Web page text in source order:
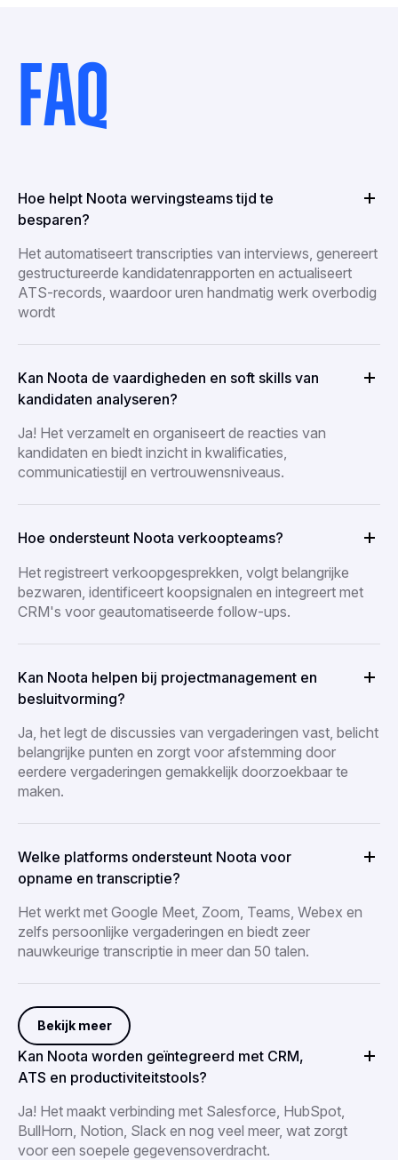
FAQ
Hoe helpt Noota wervingsteams tijd te
besparen?
Het automatiseert transcripties van interviews, genereert
gestructureerde kandidatenrapporten en actualiseert
ATS-records, waardoor uren handmatig werk overbodig
wordt
Kan Noota de vaardigheden en soft skills van
kandidaten analyseren?
Ja! Het verzamelt en organiseert de reacties van
kandidaten en biedt inzicht in kwalificaties,
communicatiestijl en vertrouwensniveaus.
Hoe ondersteunt Noota verkoopteams?
Het registreert verkoopgesprekken, volgt belangrijke
bezwaren, identificeert koopsignalen en integreert met
CRM's voor geautomatiseerde follow-ups.
Kan Noota helpen bij projectmanagement en
besluitvorming?
Ja, het legt de discussies van vergaderingen vast, belicht
belangrijke punten en zorgt voor afstemming door
eerdere vergaderingen gemakkelijk doorzoekbaar te
maken.
Welke platforms ondersteunt Noota voor
opname en transcriptie?
Het werkt met Google Meet, Zoom, Teams, Webex en
zelfs persoonlijke vergaderingen en biedt zeer
nauwkeurige transcriptie in meer dan 50 talen.
Bekijk meer
Kan Noota worden geïntegreerd met CRM,
ATS en productiviteitstools?
Ja! Het maakt verbinding met Salesforce, HubSpot,
BullHorn, Notion, Slack en nog veel meer, wat zorgt
voor een soepele gegevensoverdracht.